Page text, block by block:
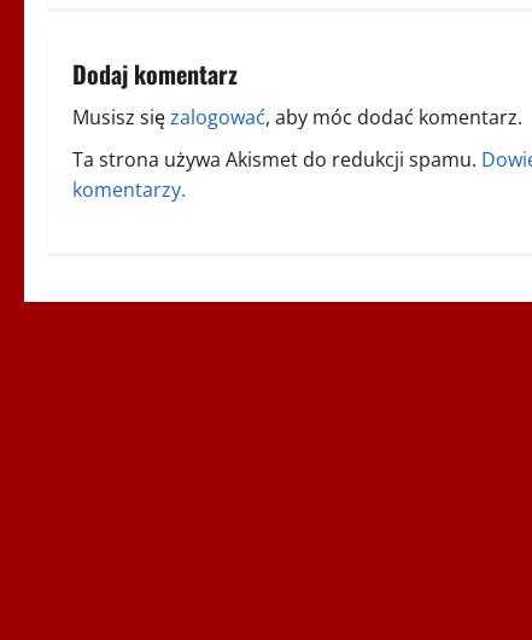
a
c
z
Dodaj komentarz
Musisz sięzalogować, aby móc dodać komentarz.
Ta strona używa Akismet do redukcji spamu.
komentarzy.